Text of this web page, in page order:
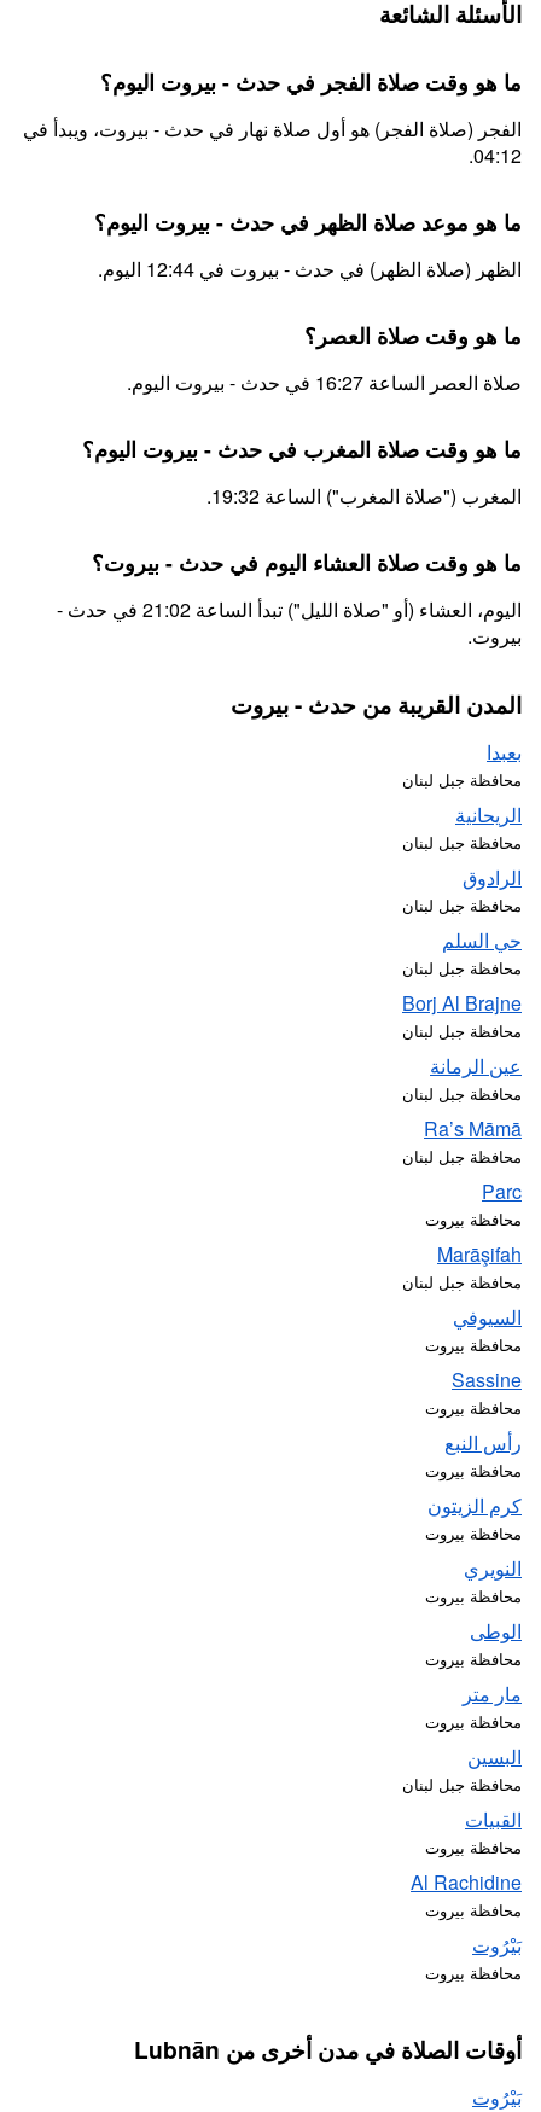
الأسئلة الشائعة
ما هو وقت صلاة الفجر في حدث - بيروت اليوم؟
الفجر (صلاة الفجر) هو أول صلاة نهار في حدث - بيروت، ويبدأ في
04:12.
ما هو موعد صلاة الظهر في حدث - بيروت اليوم؟
الظهر (صلاة الظهر) في حدث - بيروت في 12:44 اليوم.
ما هو وقت صلاة العصر؟
صلاة العصر الساعة 16:27 في حدث - بيروت اليوم.
ما هو وقت صلاة المغرب في حدث - بيروت اليوم؟
المغرب ("صلاة المغرب") الساعة 19:32.
ما هو وقت صلاة العشاء اليوم في حدث - بيروت؟
اليوم، العشاء (أو "صلاة الليل") تبدأ الساعة 21:02 في حدث -
بيروت.
المدن القريبة من حدث - بيروت
بعبدا
محافظة جبل لبنان
الريحانية
محافظة جبل لبنان
الرادوق
محافظة جبل لبنان
حي السلم
محافظة جبل لبنان
Borj Al Brajne
محافظة جبل لبنان
عين الرمانة
محافظة جبل لبنان
Ra’s Māmā
محافظة جبل لبنان
Parc
محافظة بيروت
Marāşifah
محافظة جبل لبنان
السيوفي
محافظة بيروت
Sassine
محافظة بيروت
رأس النبع
محافظة بيروت
كرم الزيتون
محافظة بيروت
النويري
محافظة بيروت
الوطى
محافظة بيروت
مار متر
محافظة بيروت
البسين
محافظة جبل لبنان
القبيات
محافظة بيروت
Al Rachidine
محافظة بيروت
بَيْرُوت
محافظة بيروت
أوقات الصلاة في مدن أخرى من Lubnān
بَيْرُوت